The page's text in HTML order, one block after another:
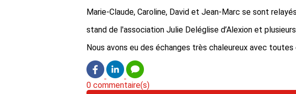
Marie-Claude, Caroline, David et Jean-Marc se sont
stand de l'association Julie Deléglise d’Alexion et
Nous avons eu des échanges très chaleureux avec toutes
0 commentaire(s)